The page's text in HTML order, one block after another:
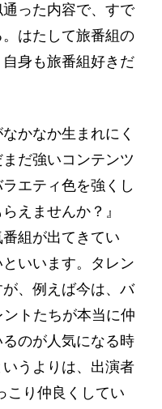
った内容で、すで
はたして旅番組の
身も旅番組好きだ
かなか生まれにく
だ強いコンテンツ
エティ色を強くし
えませんか？』
番組が出てきてい
いいます。タレン
、例えば今は、バ
トたちが本当に仲
のが人気になる時
うよりは、出演者
こり仲良くしてい